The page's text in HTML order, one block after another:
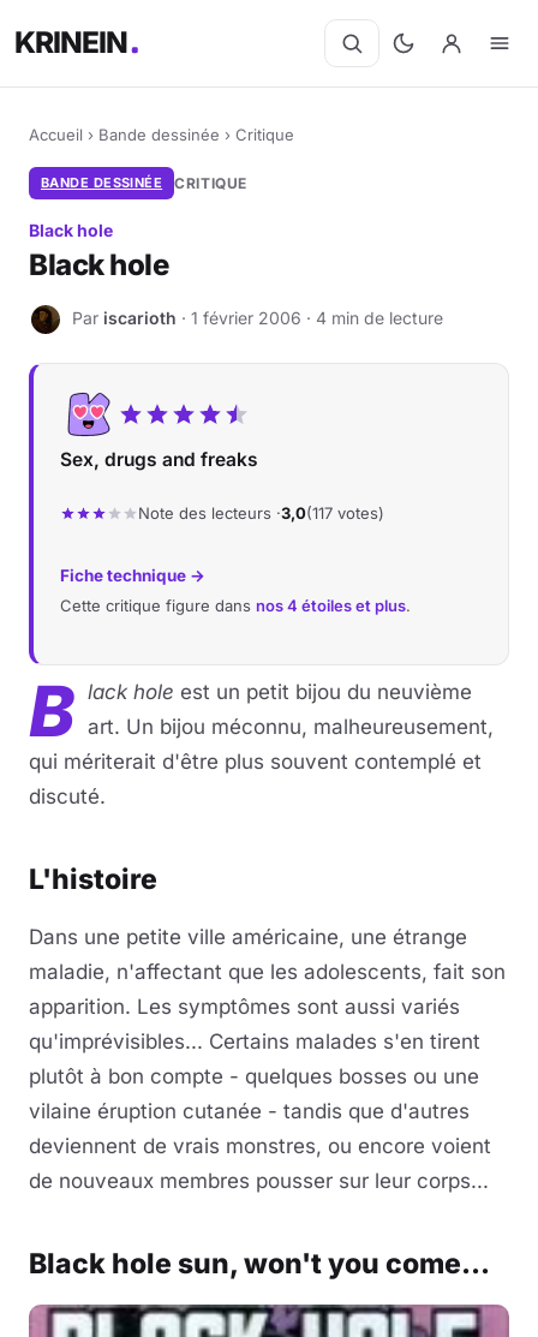
KRINEIN
Accueil › Bande dessinée › Critique
BANDE DESSINÉE CRITIQUE
Black hole
Black hole
I Par iscarioth · 1 février 2006 · 4 min de lecture
Sex, drugs and freaks
Note des lecteurs ·3,0(117 votes)
Fiche technique →
Cette critique figure dans nos 4 étoiles et plus.
B lack hole est un petit bijou du neuvième
art. Un bijou méconnu, malheureusement,
qui mériterait d'être plus souvent contemplé et
discuté.
L'histoire
Dans une petite ville américaine, une étrange
maladie, n'affectant que les adolescents, fait son
apparition. Les symptômes sont aussi variés
qu'imprévisibles... Certains malades s'en tirent
plutôt à bon compte - quelques bosses ou une
vilaine éruption cutanée - tandis que d'autres
deviennent de vrais monstres, ou encore voient
de nouveaux membres pousser sur leur corps...
Black hole sun, won't you come...